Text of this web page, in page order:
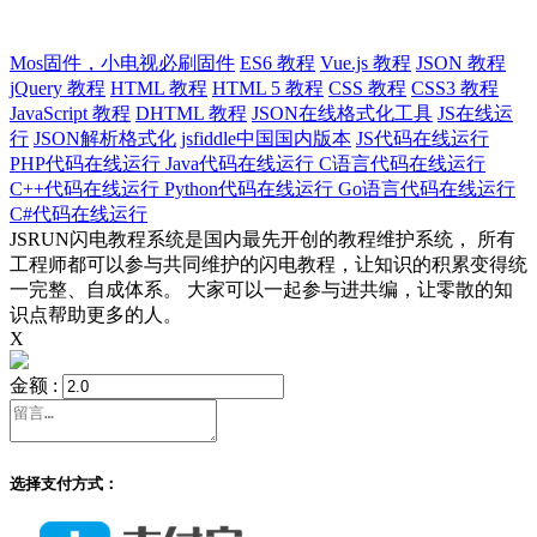
Mos固件，小电视必刷固件 ES6 教程 Vue.js 教程 JSON 教程
jQuery 教程 HTML 教程 HTML 5 教程 CSS 教程 CSS3 教程
JavaScript 教程 DHTML 教程 JSON在线格式化工具 JS在线运
行 JSON解析格式化 jsfiddle中国国内版本 JS代码在线运行
PHP代码在线运行 Java代码在线运行 C语言代码在线运行
C++代码在线运行 Python代码在线运行 Go语言代码在线运行
C#代码在线运行
JSRUN闪电教程系统是国内最先开创的教程维护系统， 所有
工程师都可以参与共同维护的闪电教程，让知识的积累变得统
一完整、自成体系。 大家可以一起参与进共编，让零散的知
识点帮助更多的人。
X
金额 :
选择支付方式：